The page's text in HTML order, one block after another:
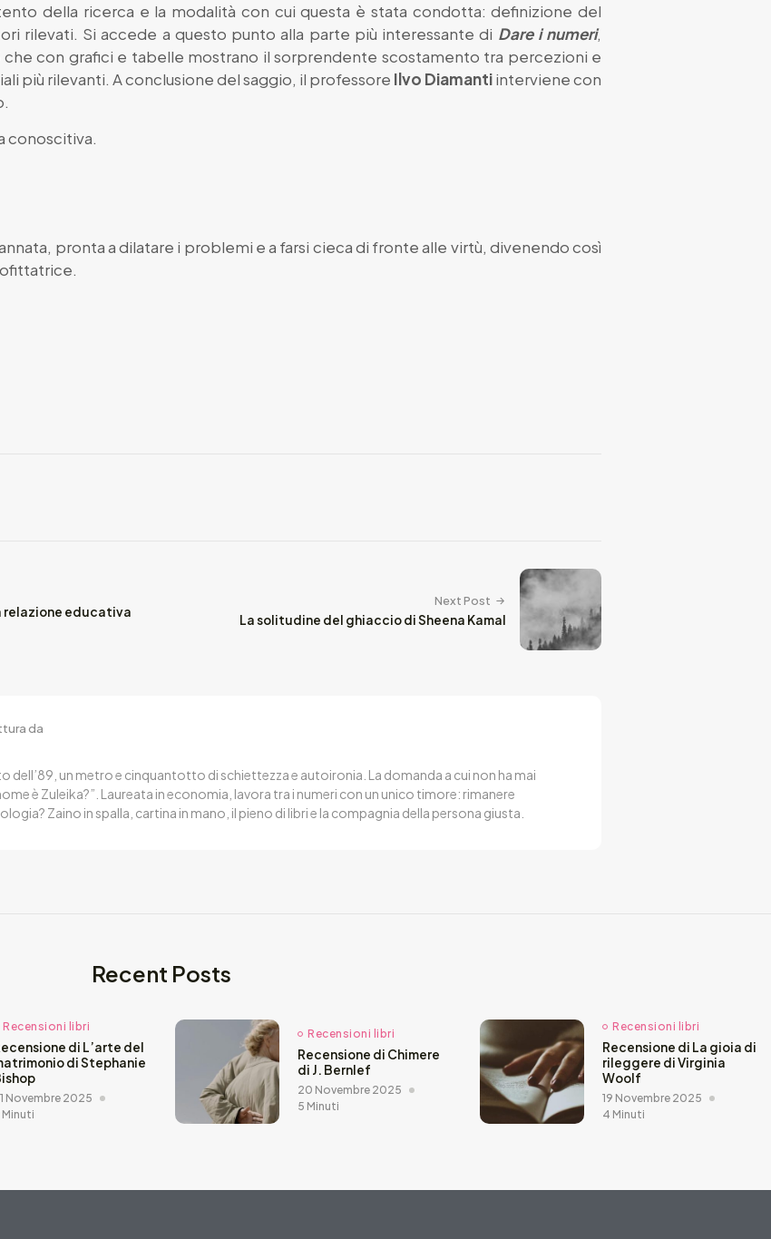
della ricerca e la modalità con cui questa è stata condotta: definizione del
rilevati. Si accede a questo punto alla parte più interessante di Dare i numeri,
che con grafici e tabelle mostrano il sorprendente scostamento tra percezioni e
più rilevanti. A conclusione del saggio, il professore Ilvo Diamantiinterviene con
conoscitiva.
pronta a dilatare i problemi e a farsi cieca di fronte alle virtù, divenendo così
relazione educativa
Next Post
La solitudine del ghiaccio di Sheena Kamal
da
dell’89, un metro e cinquantotto di schiettezza e autoironia. La domanda a cui non ha mai
è Zuleika?”. Laureata in economia, lavora tra i numeri con un unico timore: rimanere
Zaino in spalla, cartina in mano, il pieno di libri e la compagnia della persona giusta.
Recent Posts
Recensioni libri
di L’arte del
di Stephanie
Novembre 2025
Minuti
Recensioni libri
Recensione di Chimere
di J. Bernlef
20 Novembre 2025
5 Minuti
Recensioni libri
Recensione di La gioia di
rileggere di Virginia
Woolf
19 Novembre 2025
4 Minuti